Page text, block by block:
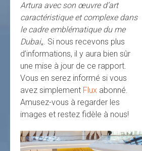
Artura avec son œuvre d’art
caractéristique et complexe dans
le cadre emblématique du me
Dubai„. Si nous recevons plus
d’informations, il y aura bien sûr
une mise à jour de ce rapport.
Vous en serez informé si vous
avez simplement Flux abonné.
Amusez-vous à regarder les
images et restez fidèle à nous!